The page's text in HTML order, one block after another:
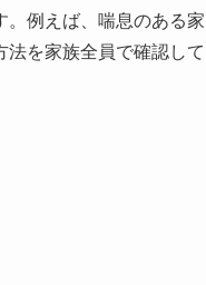
。例えば、喘息のある家
を家族全員で確認して